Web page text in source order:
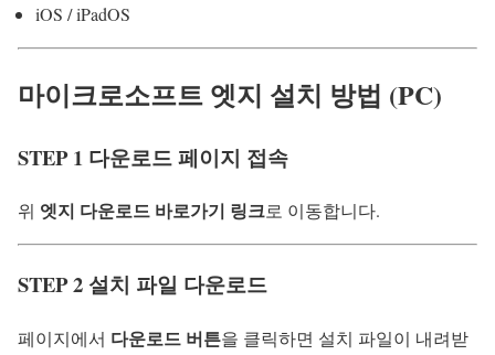
iOS / iPadOS
마이크로소프트 엣지 설치 방법 (PC)
STEP 1 다운로드 페이지 접속
위 엣지 다운로드 바로가기 링크로 이동합니다.
STEP 2 설치 파일 다운로드
페이지에서 다운로드 버튼을 클릭하면 설치 파일이 내려받